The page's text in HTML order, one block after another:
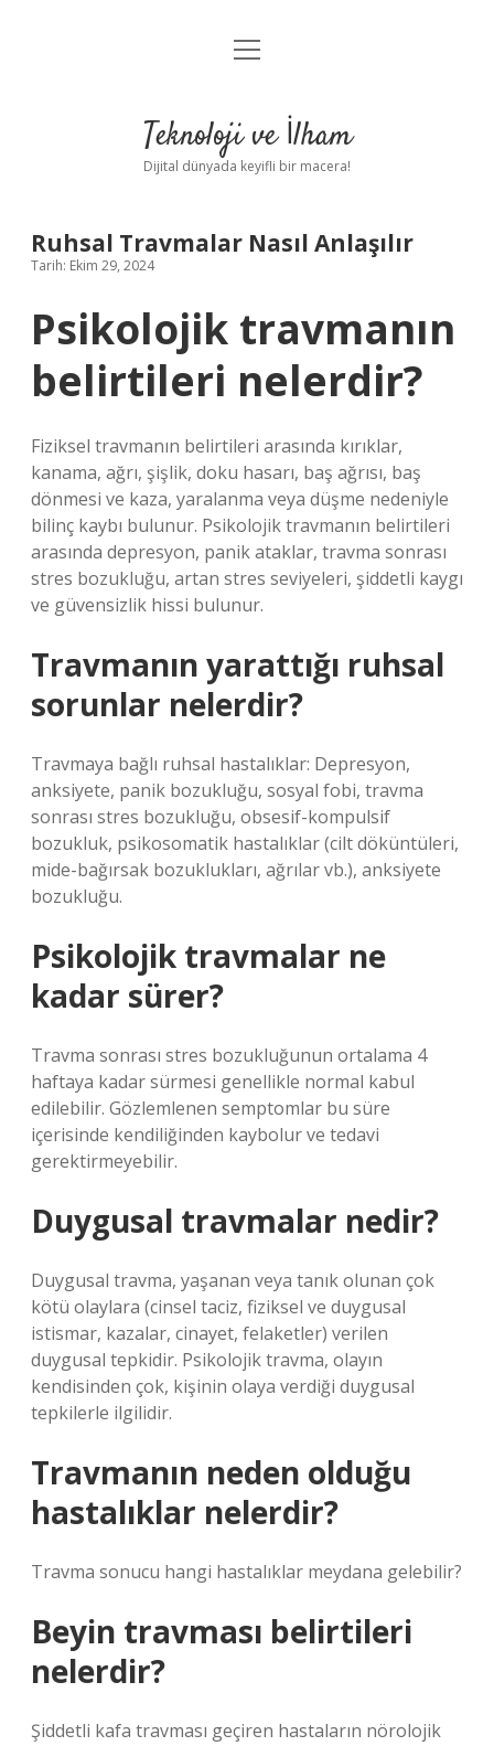
Anasayfa
Yasal Uyarı
menüyü
Teknoloji ve İlham
Dijital dünyada keyifli bir macera!
Ruhsal Travmalar Nasıl Anlaşılır
Tarih: Ekim 29, 2024
Psikolojik travmanın
belirtileri nelerdir?
Fiziksel travmanın belirtileri arasında kırıklar,
kanama, ağrı, şişlik, doku hasarı, baş ağrısı, baş
dönmesi ve kaza, yaralanma veya düşme nedeniyle
bilinç kaybı bulunur. Psikolojik travmanın belirtileri
arasında depresyon, panik ataklar, travma sonrası
stres bozukluğu, artan stres seviyeleri, şiddetli kaygı
ve güvensizlik hissi bulunur.
Travmanın yarattığı ruhsal
sorunlar nelerdir?
Travmaya bağlı ruhsal hastalıklar: Depresyon,
anksiyete, panik bozukluğu, sosyal fobi, travma
sonrası stres bozukluğu, obsesif-kompulsif
bozukluk, psikosomatik hastalıklar (cilt döküntüleri,
mide-bağırsak bozuklukları, ağrılar vb.), anksiyete
bozukluğu.
Psikolojik travmalar ne
kadar sürer?
Travma sonrası stres bozukluğunun ortalama 4
haftaya kadar sürmesi genellikle normal kabul
edilebilir. Gözlemlenen semptomlar bu süre
içerisinde kendiliğinden kaybolur ve tedavi
gerektirmeyebilir.
Duygusal travmalar nedir?
Duygusal travma, yaşanan veya tanık olunan çok
kötü olaylara (cinsel taciz, fiziksel ve duygusal
istismar, kazalar, cinayet, felaketler) verilen
duygusal tepkidir. Psikolojik travma, olayın
kendisinden çok, kişinin olaya verdiği duygusal
tepkilerle ilgilidir.
Travmanın neden olduğu
hastalıklar nelerdir?
Travma sonucu hangi hastalıklar meydana gelebilir?
Beyin travması belirtileri
nelerdir?
Şiddetli kafa travması geçiren hastaların nörolojik